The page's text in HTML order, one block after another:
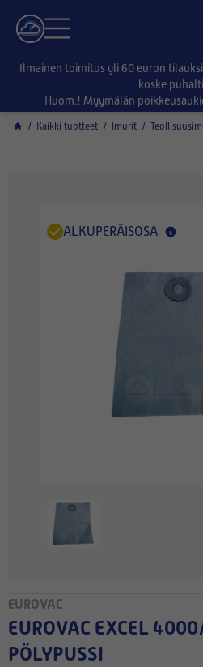
Ilmainen toimitus yli 60 euron
koske
Huom.! Myymälän
/ Kaikki tuotteet / Imurit /
ALKUPERÄISOSA
EUROVAC
EUROVAC EXCEL 4000/6000 -
PÖLYPUSSI